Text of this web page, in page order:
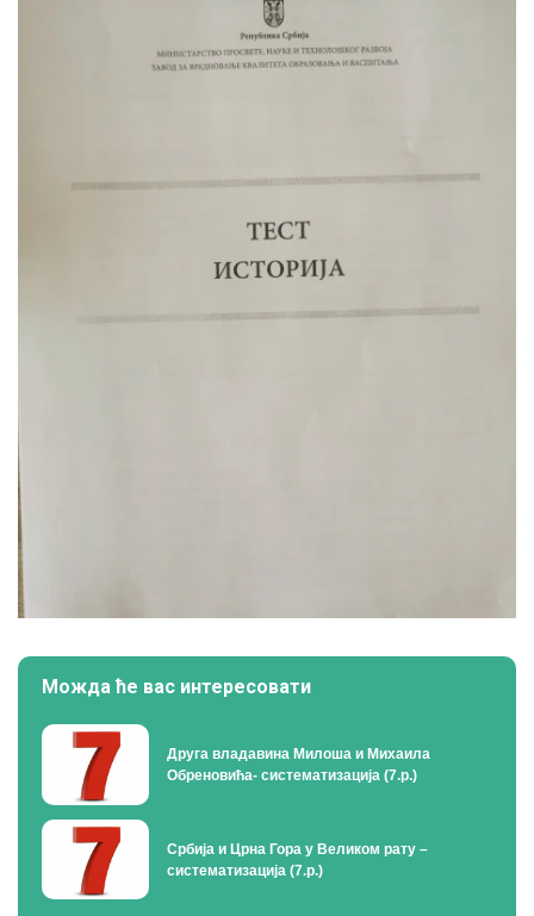
Можда ће вас интересовати
Друга владавина Милоша и Михаила
Обреновића- систематизација (7.р.)
Србија и Црна Гора у Великом рату –
систематизација (7.р.)